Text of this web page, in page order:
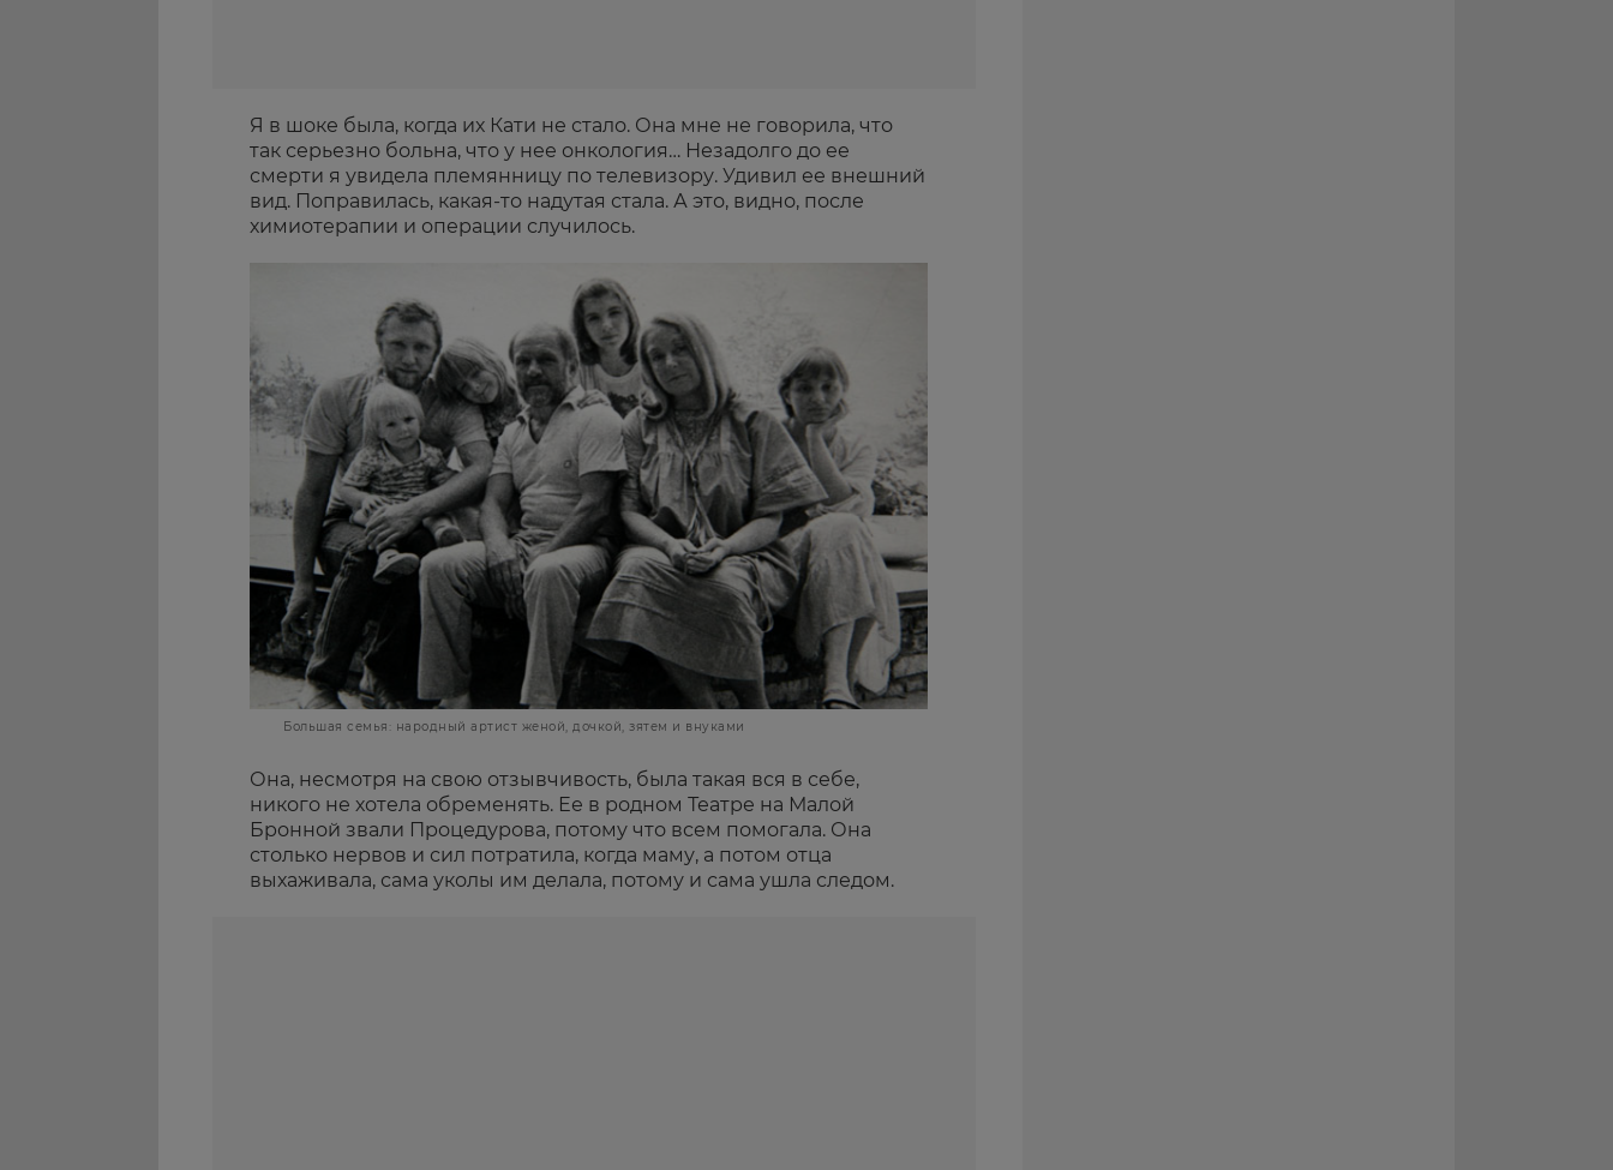
Я в шоке была, когда их Кати не стало. Она мне не говорила, что
так серьезно больна, что у нее онкология… Незадолго до ее
смерти я увидела племянницу по телевизору. Удивил ее внешний
вид. Поправилась, какая-то надутая стала. А это, видно, после
химиотерапии и операции случилось.
Большая семья: народный артист женой, дочкой, зятем и внуками
Она, несмотря на свою отзывчивость, была такая вся в себе,
никого не хотела обременять. Ее в родном Театре на Малой
Бронной звали Процедурова, потому что всем помогала. Она
столько нервов и сил потратила, когда маму, а потом отца
выхаживала, сама уколы им делала, потому и сама ушла следом.